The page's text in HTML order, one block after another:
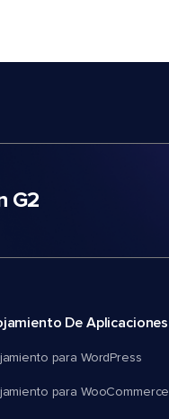
G2
De Aplicaciones
para WordPress
para WooCommerce